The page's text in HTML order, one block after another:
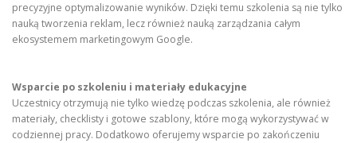
precyzyjne optymalizowanie wyników. Dzięki temu szkolenia są nie tylko
nauką tworzenia reklam, lecz również nauką zarządzania całym
ekosystemem marketingowym Google.
Wsparcie po szkoleniu i materiały edukacyjne
Uczestnicy otrzymują nie tylko wiedzę podczas szkolenia, ale również
materiały, checklisty i gotowe szablony, które mogą wykorzystywać w
codziennej pracy. Dodatkowo oferujemy wsparcie po zakończeniu